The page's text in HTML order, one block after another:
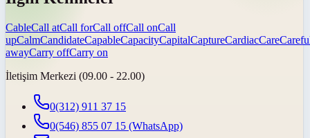
CableCall atCall forCall offCall onCall
upCalmCandidateCapableCapacityCapitalCaptureCardiacCare
awayCarry offCarry on
İletişim Merkezi (09.00 - 22.00)
0(312) 911 37 15
0(546) 855 07 15 (WhatsApp)